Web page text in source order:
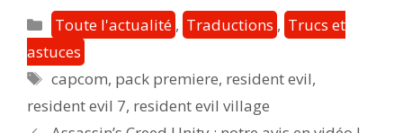
Catégories
Toute l'actualité , Traductions , Trucs et
astuces
Étiquettes
capcom, pack premiere, resident evil,
resident evil 7, resident evil village